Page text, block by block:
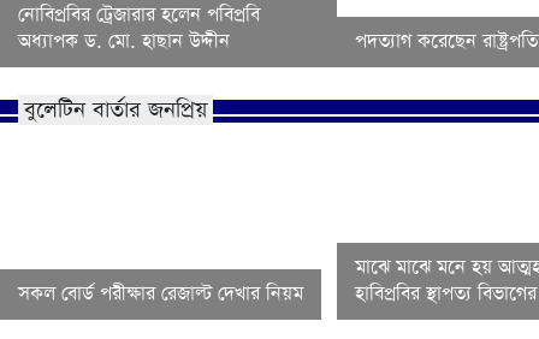
নোবিপ্রবির ট্রেজারার হলেন পবিপ্রবি
অধ্যাপক ড. মো. হাছান উদ্দীন
পদত্যাগ করেছেন
বুলেটিন বার্তার জনপ্রিয়
সকল বোর্ড পরীক্ষার রেজাল্ট দেখার নিয়ম
মাঝে মাঝে মনে হয়
হাবিপ্রবির স্থাপত্য